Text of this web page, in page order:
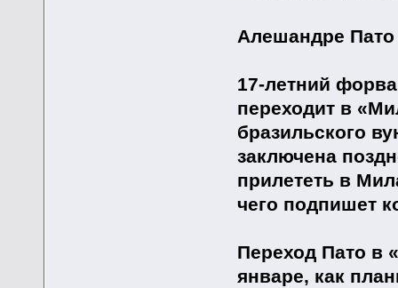
Алешандре
17-летний
переходит в
бразильского
заключена
прилететь в
чего подпишет
Переход Пато в
январе, как